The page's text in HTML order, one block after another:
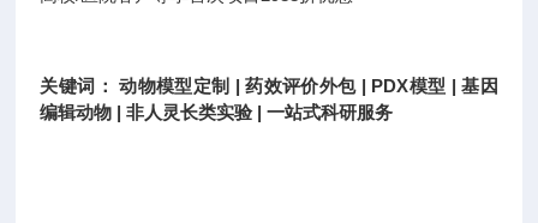
关键词： 动物模型定制 | 药效评价外包 | PDX模型 | 基因
编辑动物 | 非人灵长类实验 | 一站式科研服务